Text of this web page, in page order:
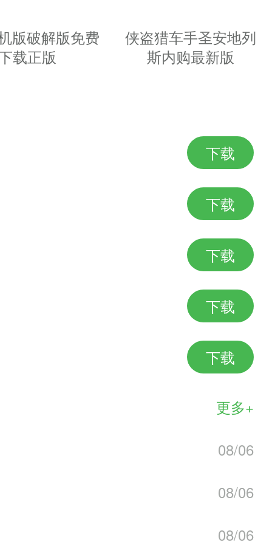
合作以应对各种挑战
别犹豫
能力，荒野求生21天美国原版
版破解版免费
载正版
侠盗猎车手圣安地列
斯内购最新版
下载
下载
下载
下载
下载
更多+
08/06
08/06
08/06